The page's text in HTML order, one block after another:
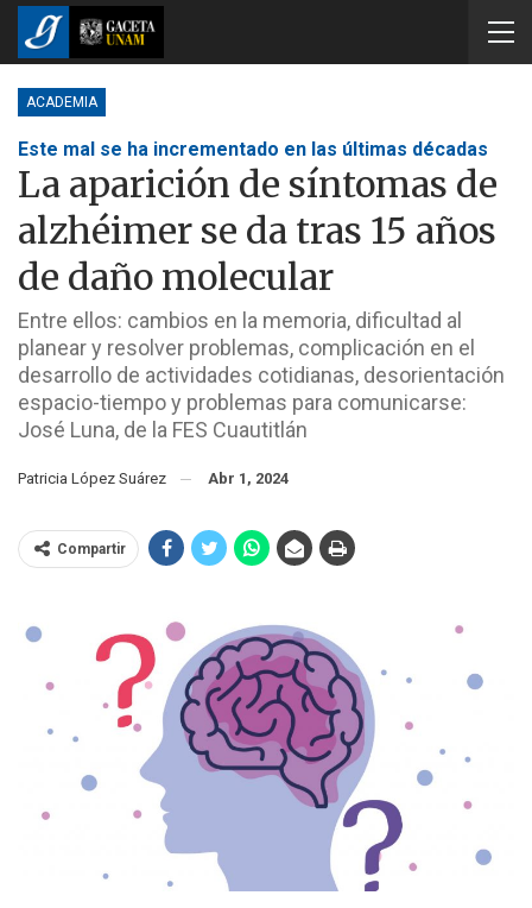
ACADEMIA
Este mal se ha incrementado en las últimas décadas
La aparición de síntomas de
alzhéimer se da tras 15 años
de daño molecular
Entre ellos: cambios en la memoria, dificultad al
planear y resolver problemas, complicación en el
desarrollo de actividades cotidianas, desorientación
espacio-tiempo y problemas para comunicarse:
José Luna, de la FES Cuautitlán
Patricia López Suárez Abr 1, 2024
Compartir